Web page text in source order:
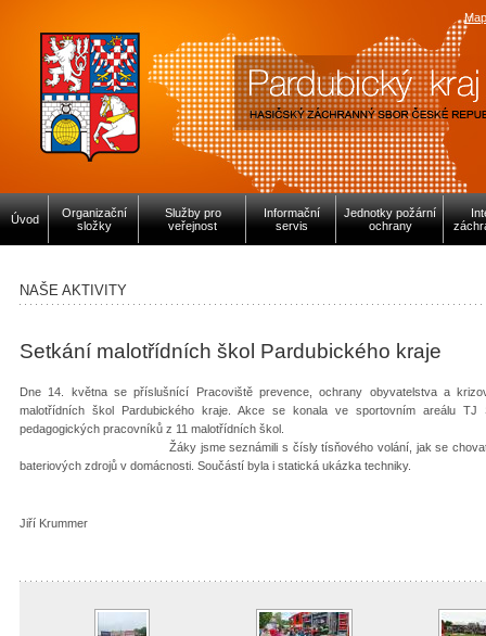
Úvod
Organizační
složky
Služby pro
veřejnost
Informační
servis
Jednotky požární
ochrany
NAŠE AKTIVITY
Setkání malotřídních škol Pardubického kraje
Dne 14. května se příslušnící Pracoviště prevence, ochrany obyvatelstva a
malotřídních škol Pardubického kraje. Akce se konala ve sportovním areálu
pedagogických pracovníků z
Žáky jsme seznámili s čísly tísňového volání, jak se chovat při
bateriových zdrojů v domácnosti. Součástí byla i statická ukázka techniky.
Jiří Krummer